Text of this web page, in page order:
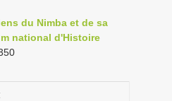
v
i
du Nimba et de sa
national d'Histoire